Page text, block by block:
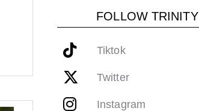
FOLLOW TRINITY
Tiktok
Twitter
Instagram